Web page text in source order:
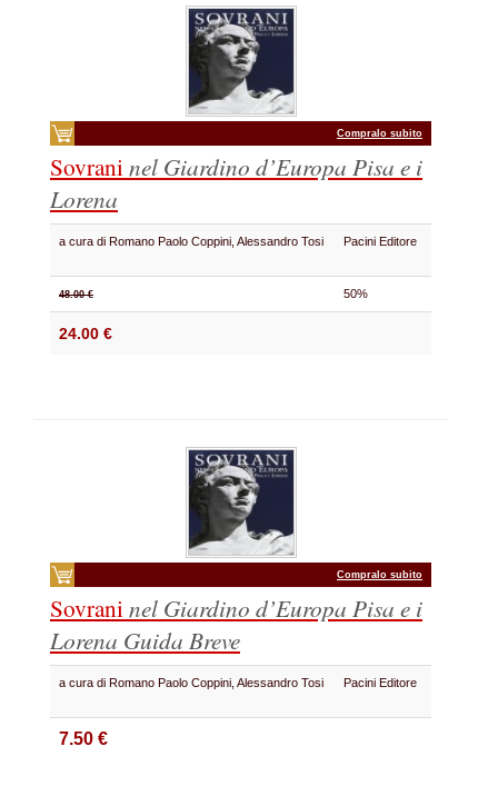
Compralo subito
Sovraninel Giardino d’Europa Pisa e i
Lorena
a cura di Romano Paolo Coppini, Alessandro Tosi Pacini Editore
48.00 € 50%
24.00 €
Compralo subito
Sovraninel Giardino d’Europa Pisa e i
Lorena Guida Breve
a cura di Romano Paolo Coppini, Alessandro Tosi Pacini Editore
7.50 €